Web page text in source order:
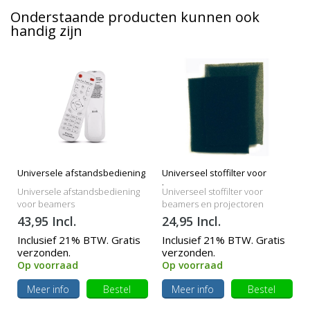
Onderstaande producten kunnen ook
handig zijn
Universele afstandsbediening
Universele afstandsbediening
voor beamers
43,95 Incl.
Inclusief 21% BTW. Gratis
verzonden.
Op voorraad
Meer info
Bestel
Universeel stoffilter voor
beamers
Universeel stoffilter voor
beamers en projectoren
24,95 Incl.
Inclusief 21% BTW. Gratis
verzonden.
Op voorraad
Meer info
Bestel